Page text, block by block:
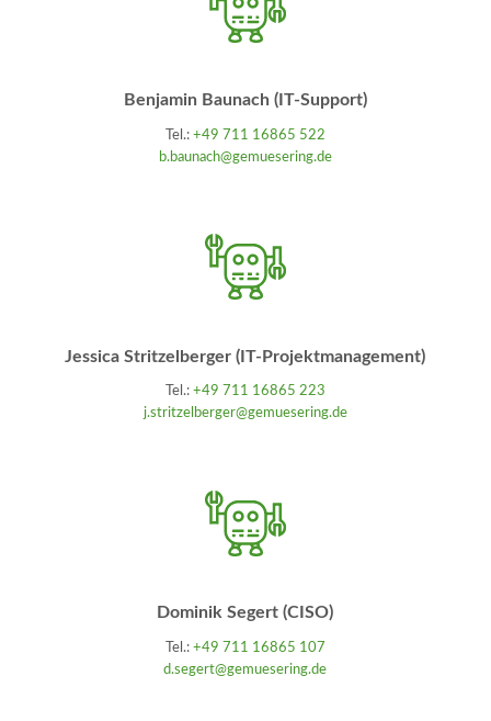
Benjamin Baunach (IT-Support)
Tel.: +49 711 16865 522
b.baunach@gemuesering.de
Jessica Stritzelberger (IT-Projektmanagement)
Tel.: +49 711 16865 223
j.stritzelberger@gemuesering.de
Dominik Segert (CISO)
Tel.: +49 711 16865 107
d.segert@gemuesering.de